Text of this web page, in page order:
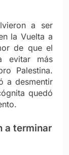
a ser
la Vuelta a
de que el
evitar más
Palestina.
a desmentir
quedó
a terminar